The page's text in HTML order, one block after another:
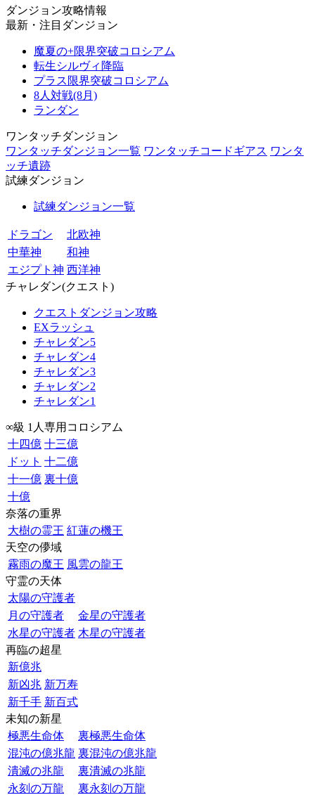
ダンジョン攻略情報
最新・注目ダンジョン
魔夏の+限界突破コロシアム
転生シルヴィ降臨
プラス限界突破コロシアム
8人対戦(8月)
ランダン
ワンタッチダンジョン
ワンタッチダンジョン一覧 ワンタッチコードギアス ワンタ
ッチ遺跡
試練ダンジョン
試練ダンジョン一覧
ドラゴン
北欧神
中華神
和神
エジプト神 西洋神
チャレダン(クエスト)
クエストダンジョン攻略
EXラッシュ
チャレダン5
チャレダン4
チャレダン3
チャレダン2
チャレダン1
∞級 1人専用コロシアム
十四億 十三億
ドット 十二億
十一億 裏十億
十億
奈落の重界
大樹の霊王 紅蓮の機王
天空の儚域
霧雨の魔王 風雲の龍王
守霊の天体
太陽の守護者
月の守護者
金星の守護者
水星の守護者 木星の守護者
再臨の超星
新億兆
新凶兆 新万寿
新千手 新百式
未知の新星
極悪生命体
裏極悪生命体
混沌の億兆龍 裏混沌の億兆龍
潰滅の兆龍
裏潰滅の兆龍
永刻の万龍
裏永刻の万龍